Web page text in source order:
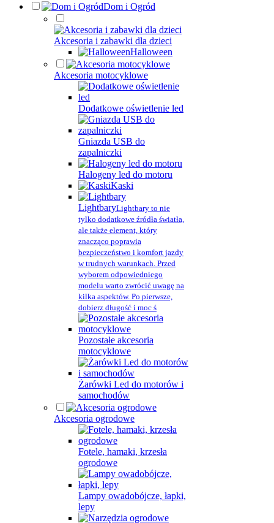
Dom i Ogród
Akcesoria i zabawki dla dzieci
Halloween
Akcesoria motocyklowe
Dodatkowe oświetlenie led
Gniazda USB do
zapalniczki
Halogeny led do motoru
Kaski
LightbaryLightbary to nie
tylko dodatkowe źródła światła,
ale także element, który
znacząco poprawia
bezpieczeństwo i komfort jazdy
w trudnych warunkach. Przed
wyborem odpowiedniego
modelu warto zwrócić uwagę na
kilka aspektów. Po pierwsze,
dobierz długość i moc ś
Pozostałe akcesoria
motocyklowe
Żarówki Led do motorów i
samochodów
Akcesoria ogrodowe
Fotele, hamaki, krzesła
ogrodowe
Lampy owadobójcze, łapki,
lepy